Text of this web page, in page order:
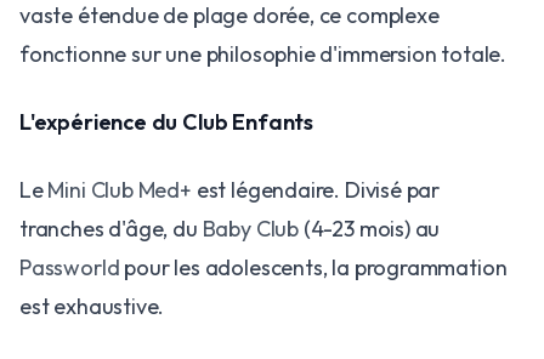
vaste étendue de plage dorée, ce complexe
fonctionne sur une philosophie d'immersion totale.
L'expérience du Club Enfants
LeMini Club Med+ est légendaire. Divisé par
tranches d'âge, du Baby Club(4-23 mois) au
Passworld pour les adolescents, la programmation
est exhaustive.